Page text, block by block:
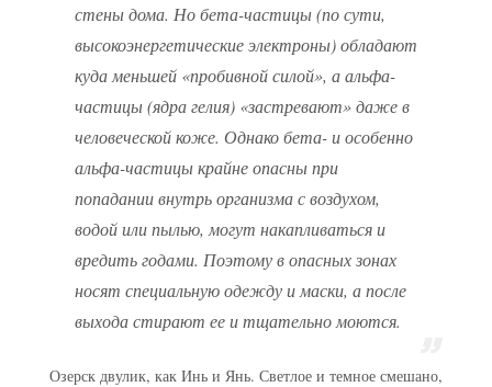
стены дома. Но бета-частицы (по сути,
высокоэнергетические электроны) обладают
куда меньшей «пробивной силой», а альфа-
частицы (ядра гелия) «застревают» даже в
человеческой коже. Однако бета- и особенно
альфа-частицы крайне опасны при
попадании внутрь организма с воздухом,
водой или пылью, могут накапливаться и
вредить годами. Поэтому в опасных зонах
носят специальную одежду и маски, а после
выхода стирают ее и тщательно моются.
Озерск двулик, как Инь и Янь. Светлое и темное смешано,